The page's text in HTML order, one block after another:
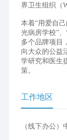
界卫生组织（
本着“用爱自
光病房学校”
多个品牌项目
向大众的公益
学研究和医生
策。
工作地区
（线下办公